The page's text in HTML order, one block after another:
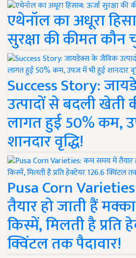
एथेनॉल का अधूरा
सुरक्षा की कीमत कौन
Success Story:
उत्पादों से बदली खेती
लागत हुई 50% कम,
शानदार वृद्धि!
Pusa Corn
तैयार हो जाती हैं
किस्में, मिलती है प्रति
क्विंटल तक पैदावार!